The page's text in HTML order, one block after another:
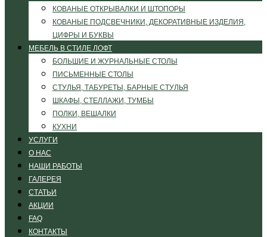
КОВАНЫЕ ОТКРЫВАЛКИ И ШТОПОРЫ
КОВАНЫЕ ПОДСВЕЧНИКИ, ДЕКОРАТИВНЫЕ ИЗДЕЛИЯ,
ЦИФРЫ И БУКВЫ
МЕБЕЛЬ В СТИЛЕ ЛОФТ
БОЛЬШИЕ И ЖУРНАЛЬНЫЕ СТОЛЫ
ПИСЬМЕННЫЕ СТОЛЫ
СТУЛЬЯ, ТАБУРЕТЫ, БАРНЫЕ СТУЛЬЯ
ШКАФЫ, СТЕЛЛАЖИ, ТУМБЫ
ПОЛКИ, ВЕШАЛКИ
КУХНИ
УСЛУГИ
О НАС
НАШИ РАБОТЫ
ГАЛЕРЕЯ
СТАТЬИ
АКЦИИ
FAQ
КОНТАКТЫ